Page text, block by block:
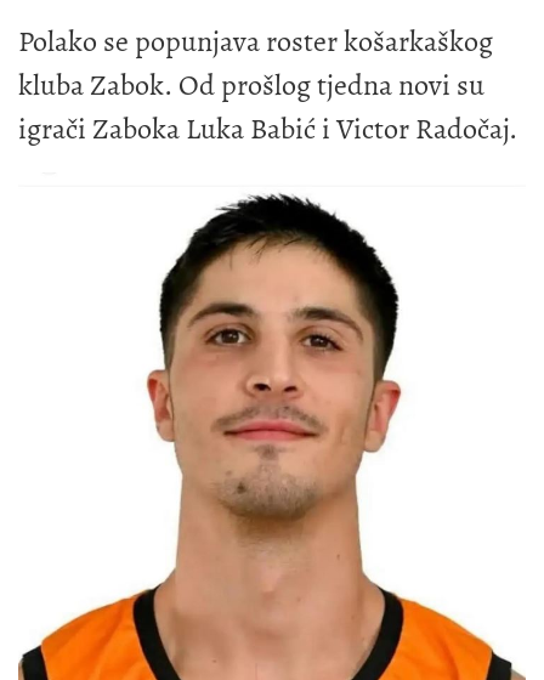
Polako se popunjava roster košarkaškog
kluba Zabok. Od prošlog tjedna novi su
igrači Zaboka Luka Babić i Victor Radočaj.